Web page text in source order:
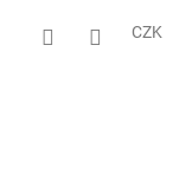
CZK